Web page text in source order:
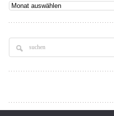
Archiv